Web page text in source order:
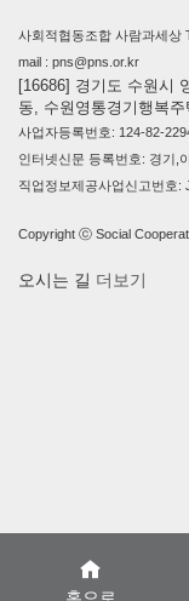
사회적협동조합 사람과세상
mail : pns@pns.or.kr
[16686] 경기도 수원시
동, 수원영통경기행복주
사업자등록번호: 124-82-
인터넷신문 등록번호: 경기,
직업정보제공사업신고번호:
Copyright ⓒ Social
오시는 길 더보기